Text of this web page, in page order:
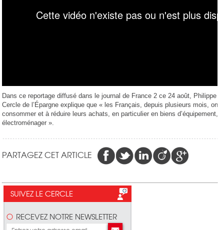
Dans ce reportage diffusé dans le journal de France 2 ce 24 août, Philippe
Cercle de l’Épargne explique que « les Français, depuis plusieurs mois, ont
consommer et à réduire leurs achats, en particulier en biens d’équipement,
électroménager ».
PARTAGEZ CET ARTICLE
SUIVEZ LE CERCLE
RECEVEZ NOTRE NEWSLETTER